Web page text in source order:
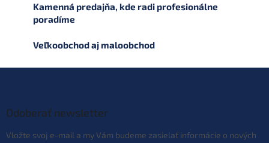
e
v
y
u
Kamenná predajňa, kde radi profesionálne
poradíme
Veľkoobchod aj maloobchod
Odoberať newsletter
Vložte svoj e-mail a my Vám budeme zasielať informácie o nových